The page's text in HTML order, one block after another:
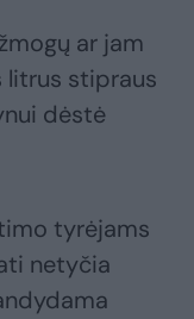
ar jam
litrus stipraus
dėstė
tyrėjams
netyčia